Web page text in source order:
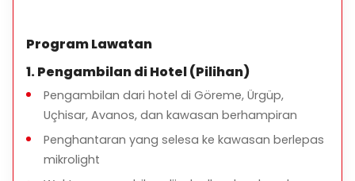
Göreme – Lembah Merah – Kastil Ortahisar – Tiga
Zelve – Muzium Terbuka Paşabağ
Program Lawatan
1. Pengambilan di Hotel (Pilihan)
Pengambilan dari hotel di Göreme, Ürgüp,
Uçhisar, Avanos, dan kawasan berhampiran
Penghantaran yang selesa ke kawasan berlepas
mikrolight